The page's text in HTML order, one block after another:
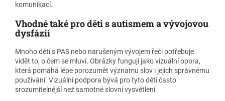
komunikací.
Vhodné také pro děti s autismem a vývojovou
dysfázií
Mnoho dětí s PAS nebo narušeným vývojem řeči potřebuje
vidět to, o čem se mluví. Obrázky fungují jako vizuální opora,
která pomáhá lépe porozumět významu slov i jejich správnému
používání. Vizuální podpora bývá pro tyto děti často
srozumitelnější než samotné slovní vysvětlení.